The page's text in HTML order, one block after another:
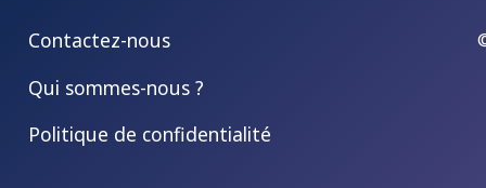
Contactez-nous
Qui sommes-nous ?
Politique de confidentialité